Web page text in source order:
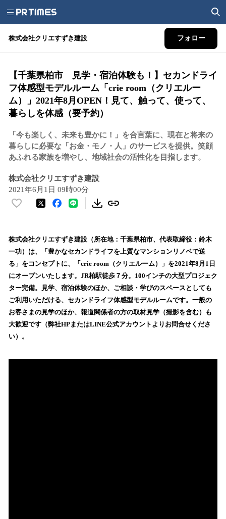
株式会社クリエすずき建設 フォロー
【千葉県柏市 見学・宿泊体験も！】セカンドライ
フ体感型モデルルーム「crie room（クリエルー
ム）」2021年8月OPEN！見て、触って、使って、
暮らしを体感（要予約）
「今も楽しく、未来も豊かに！」を合言葉に、現在と将来の
暮らしに必要な「お金・モノ・人」のサービスを提供。笑顔
あふれる家族を増やし、地域社会の活性化を目指します。
株式会社クリエすずき建設
2021年6月1日 09時00分
い
！
数
を
読
み
込
み
中
で
す
株式会社クリエすずき建設（所在地：千葉県柏市、代表取締役：鈴木
一功）は、「豊かなセカンドライフを上質なマンションリノベで送
る」をコンセプトに、「crie room（クリエルーム）」を2021年8月1日
にオープンいたします。JR柏駅徒歩７分。100インチの大型プロジェク
ター完備。見学、宿泊体験のほか、ご相談・学びのスペースとしても
ご利用いただける、セカンドライフ体感型モデルルームです。一般の
お客さまの見学のほか、報道関係者の方の取材見学（撮影を含む）も
大歓迎です（弊社HPまたはLINE公式アカウントよりお問合せくださ
い）。